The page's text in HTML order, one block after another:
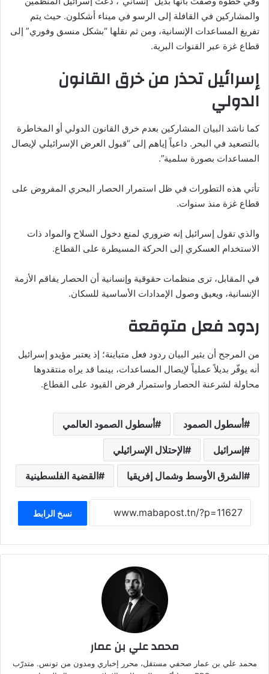
والمشاركين في القافلة إلى الرسو في ميناء أشكلون. حيث يتم
تفريغ المساعدات الإنسانية، ومن ثم نقلها “بشكل منسق وفوري” إلى
قطاع غزة عبر القنوات البرية.
إسرائيل تحذر من خرق القانون
الدولي
كما ناشد البيان المشاركين بعدم خرق القانون الدولي أو المخاطرة
بالتصعيد في البحر. داعياً إياهم إلى “قبول العرض الإسرائيلي لإيصال
المساعدات بصورة سلمية”.
تأتي هذه التطورات في ظل استمرار الحصار البحري المفروض على
قطاع غزة منذ سنوات.
والذي تقول إسرائيل إنه ضروري لمنع دخول السلاح والمواد ذات
الاستخدام العسكري إلى الحركة المسيطرة على القطاع.
في المقابل، ترى منظمات حقوقية وإنسانية أن الحصار يفاقم الأزمة
الإنسانية، ويعيق وصول الإمدادات الأساسية للسكان.
ردود فعل متوقعة
من المرجح أن يثير البيان ردود فعل متباينة؛ إذ يعتبر مؤيدو إسرائيل
أنه يوفّر بديلاً عملياً لإيصال المساعدات، بينما قد يراه منتقدوها
محاولة لشرعنة الحصار واستمرار فرض القيود على القطاع.
أسطول الصمود أسطول الصمود العالمي
إسرائيل الإحتلال الإسرائيلي
الشرق الأوسط وشمال إفريقيا القضية الفلسطينية
نسخ الرابط
محمد علي بن عمار
محمد علي بن عمار صحفي مستقل، محرر إخباري ومدون من تونس. متدرّب